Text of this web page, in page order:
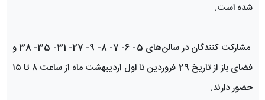
شده است.
مشارکت کنندگان در سالن‌های 5- 6- 7- 8- 9- 27- 31- 35- 38 و
فضای باز از تاریخ 29 فروردین تا اول اردیبهشت ماه از ساعت ۸ تا ۱۵
حضور دارند.